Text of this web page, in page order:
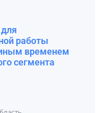
работы
временем
сегмента